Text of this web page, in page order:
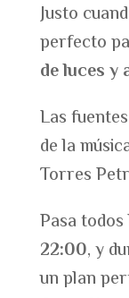
Justo
perfecto
de luces y
Las
de la
Torres
Pasa
22:00, y
un plan